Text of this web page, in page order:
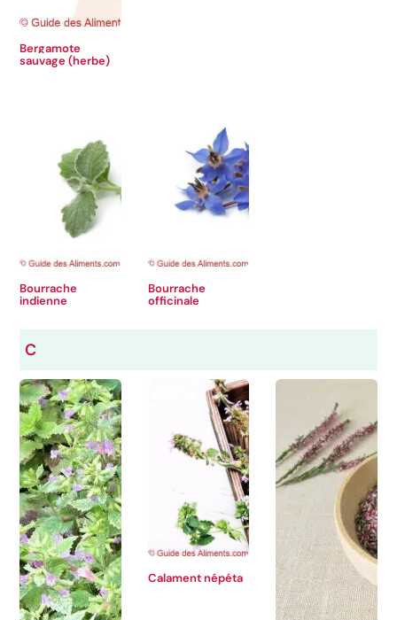
Bergamote
sauvage (herbe)
Bourrache
indienne
Bourrache
officinale
C
Calament népéta